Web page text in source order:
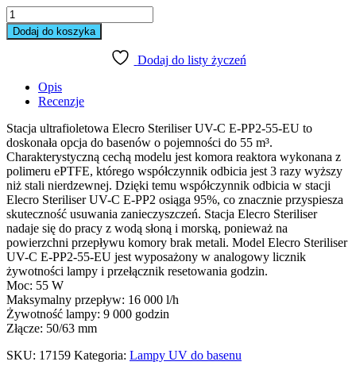
Lampa
UV
do
Steriliser
UV-
E-
PP2-
55-
EU
ilość
Dodaj do koszyka
Dodaj do listy życzeń
Opis
Recenzje
Stacja ultrafioletowa Elecro Steriliser UV-C E-PP2-55-EU to
doskonała opcja do basenów o pojemności do 55 m³.
Charakterystyczną cechą modelu jest komora reaktora wykonana z
polimeru ePTFE, którego współczynnik odbicia jest 3 razy wyższy
niż stali nierdzewnej. Dzięki temu współczynnik odbicia w stacji
Elecro Steriliser UV-C E-PP2 osiąga 95%, co znacznie przyspiesza
skuteczność usuwania zanieczyszczeń. Stacja Elecro Steriliser
nadaje się do pracy z wodą słoną i morską, ponieważ na
powierzchni przepływu komory brak metali. Model Elecro Steriliser
UV-C E-PP2-55-EU jest wyposażony w analogowy licznik
żywotności lampy i przełącznik resetowania godzin.
Moc: 55 W
Maksymalny przepływ: 16 000 l/h
Żywotność lampy: 9 000 godzin
Złącze: 50/63 mm
SKU: 17159 Kategoria: Lampy UV do basenu